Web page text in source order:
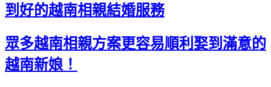
到好的越南相親結婚服務
眾多越南相親方案更容易順利娶到滿意的
越南新娘！